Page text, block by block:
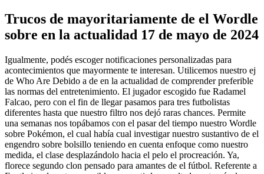
Trucos de mayoritariamente de el Wordle
sobre en la actualidad 17 de mayo de 2024
Igualmente, podés escoger notificaciones personalizadas para
acontecimientos que mayormente te interesan. Utilicemos nuestro ej
de Who Are Debido a de en la actualidad de comprender preferible
las normas del entretenimiento. El jugador escogido fue Radamel
Falcao, pero con el fin de llegar pasamos para tres futbolistas
diferentes hasta que nuestro filtro nos dejó raras chances. Permite
una semanas nos topábamos con el pasar del tiempo nuestro Wordle
sobre Pokémon, el cual había cual investigar nuestro sustantivo de el
engendro sobre bolsillo teniendo en cuenta enfoque como nuestro
medida, el clase desplazándolo hacia el pelo el procreación. Ya,
florece segundo clon pensado para amantes de el fútbol. Referente a